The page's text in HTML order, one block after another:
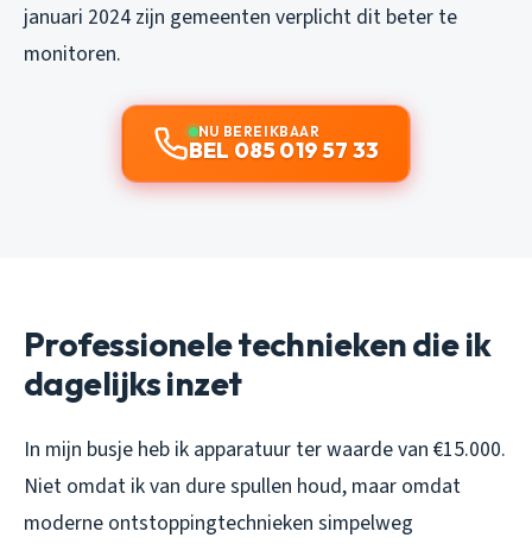
januari 2024 zijn gemeenten verplicht dit beter te
monitoren.
NU BEREIKBAAR
BEL 085 019 57 33
Professionele technieken die ik
dagelijks inzet
In mijn busje heb ik apparatuur ter waarde van €15.000.
Niet omdat ik van dure spullen houd, maar omdat
moderne ontstoppingtechnieken simpelweg